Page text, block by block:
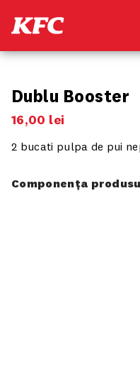
Dublu Booster
16,00 lei
2 bucati pulpa de pui
Componența